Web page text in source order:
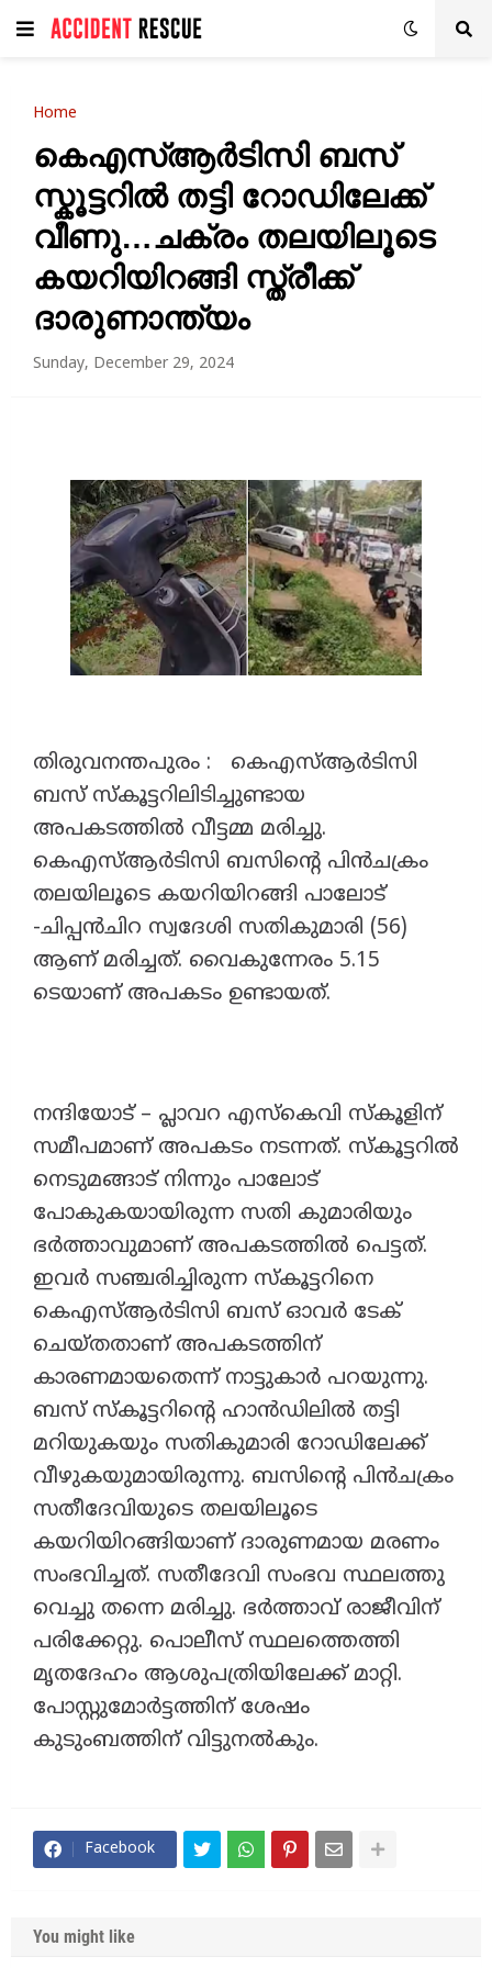
Home
കെഎസ്ആർടിസി ബസ്
സ്കൂട്ടറിൽ തട്ടി റോഡിലേക്ക്
വീണു…ചക്രം തലയിലൂടെ
കയറിയിറങ്ങി സ്ത്രീക്ക്
ദാരുണാന്ത്യം
Sunday, December 29, 2024
തിരുവനന്തപുരം : കെഎസ്ആർടിസി
ബസ് സ്കൂട്ടറിലിടിച്ചുണ്ടായ
അപകടത്തിൽ വീട്ടമ്മ മരിച്ചു.
കെഎസ്ആർടിസി ബസിൻ്റെ പിൻചക്രം
തലയിലൂടെ കയറിയിറങ്ങി പാലോട്
-ചിപ്പൻചിറ സ്വദേശി സതികുമാരി (56)
ആണ് മരിച്ചത്. വൈകുന്നേരം 5.15
ടെയാണ് അപകടം ഉണ്ടായത്.
നന്ദിയോട് – പ്ലാവറ എസ്കെവി സ്കൂളിന്
സമീപമാണ് അപകടം നടന്നത്. സ്കൂട്ടറിൽ
നെടുമങ്ങാട് നിന്നും പാലോട്
പോകുകയായിരുന്ന സതി കുമാരിയും
ഭർത്താവുമാണ് അപകടത്തിൽ പെട്ടത്.
ഇവർ സഞ്ചരിച്ചിരുന്ന സ്കൂട്ടറിനെ
കെഎസ്ആർടിസി ബസ് ഓവർ ടേക്
ചെയ്തതാണ് അപകടത്തിന്
കാരണമായതെന്ന് നാട്ടുകാർ പറയുന്നു.
ബസ് സ്കൂട്ടറിന്റെ ഹാൻഡിലിൽ തട്ടി
മറിയുകയും സതികുമാരി റോഡിലേക്ക്
വീഴുകയുമായിരുന്നു. ബസിൻ്റെ പിൻചക്രം
സതീദേവിയുടെ തലയിലൂടെ
കയറിയിറങ്ങിയാണ് ദാരുണമായ മരണം
സംഭവിച്ചത്. സതീദേവി സംഭവ സ്ഥലത്തു
വെച്ചു തന്നെ മരിച്ചു. ഭർത്താവ് രാജീവിന്
പരിക്കേറ്റു. പൊലീസ് സ്ഥലത്തെത്തി
മൃതദേഹം ആശുപത്രിയിലേക്ക് മാറ്റി.
പോസ്റ്റുമോർട്ടത്തിന് ശേഷം
കുടുംബത്തിന് വിട്ടുനൽകും.
Facebook
You might like